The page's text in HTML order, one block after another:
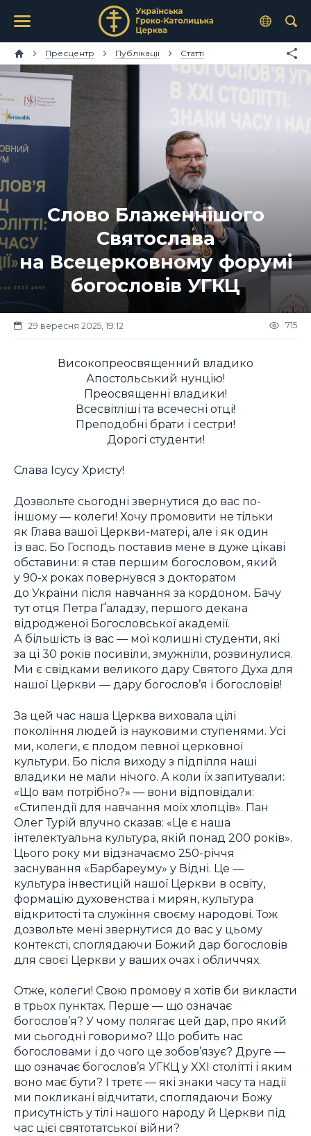
Пресцентр Публікації Статті
Слово Блаженнішого
Святослава
на Всецерковному форумі
богословів УГКЦ
29 вересня 2025, 19:12 715
Високопреосвященний владико
Апостольський нунцію!
Преосвященні владики!
Всесвітліші та всечесні отці!
Преподобні брати і сестри!
Дорогі студенти!
Слава Ісусу Христу!
Дозвольте сьогодні звернутися до вас по-
іншому — колеги! Хочу промовити не тільки
як Глава вашої Церкви-матері, але і як один
із вас. Бо Господь поставив мене в дуже цікаві
обставини: я став першим богословом, який
у 90-х роках повернувся з докторатом
до України після навчання за кордоном. Бачу
тут отця Петра Ґаладзу, першого декана
відродженої Богословської академії.
А більшість із вас — мої колишні студенти, які
за ці 30 років посивіли, змужніли, розвинулися.
Ми є свідками великого дару Святого Духа для
нашої Церкви — дару богослов’я і богословів!
За цей час наша Церква виховала цілі
покоління людей із науковими ступенями. Усі
ми, колеги, є плодом певної церковної
культури. Бо після виходу з підпілля наші
владики не мали нічого. А коли їх запитували:
«Що вам потрібно?» — вони відповідали:
«Стипендії для навчання моїх хлопців». Пан
Олег Турій влучно сказав: «Це є наша
інтелектуальна культура, якій понад 200 років».
Цього року ми відзначаємо 250-річчя
заснування «Барбареуму» у Відні. Це —
культура інвестицій нашої Церкви в освіту,
формацію духовенства і мирян, культура
відкритості та служіння своєму народові. Тож
дозвольте мені звернутися до вас у цьому
контексті, споглядаючи Божий дар богословів
для своєї Церкви у ваших очах і обличчях.
Отже, колеги! Свою промову я хотів би викласти
в трьох пунктах. Перше — що означає
богослов’я? У чому полягає цей дар, про який
ми сьогодні говоримо? Що робить нас
богословами і до чого це зобов’язує? Друге —
що означає богослов’я УГКЦ у XXI столітті і яким
воно має бути? І третє — які знаки часу та надії
ми покликані відчитати, споглядаючи Божу
присутність у тілі нашого народу й Церкви під
час цієї святотатської війни?